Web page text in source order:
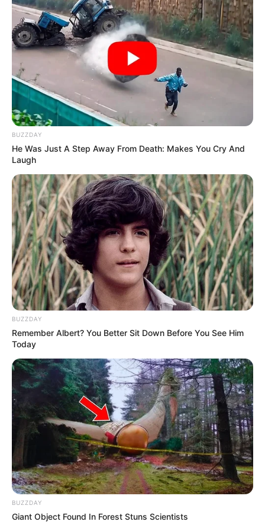
sélectif pour se faufiler en fin de combinaison.
En Conclusion : Un Quinté+ très
ouvert à Châteaubriant
Cette édition du Prix Xavier Hunault s’annonce
indécise et stratégique. Les chevaux du premier
poteau comme Imelda ou Garth Vader peuvent
résister aux attaques des plus riches. Toutefois,
Furioso Fligny, Hamonet de Choisel ou encore
Hasard d’Érable disposent des armes pour remonter
le handicap de 25 mètres. Dans ce Quinté+ ouvert,
les surprises ne sont pas à exclure, notamment via
des chevaux comme Flamenco ou Général Mitchell.
Le Pronostic Quinté en chiffre du
PRIX XAVIER HUNAULT
4 – 14 – 13 – 12 – 1 – 9 – 3 – 7 / (11)
Générez vos tickets Quinté
Tiercé avec notre Logiciel 100%
gratuit ou en version Spot.
Obtenez vos ticketsQuinté+ ou Tiercé avec notre
logiciel intégré ou la meilleure version Spot du
, les deux systèmes sont basés sur les meilleurs
pronostics de la presse du PMU PLAY.100%
personnalisablesavec une option mixte pour
maximiser vos chances de gagner.
BUZZDAY
He Was Just A Step Away From Death: Makes You Cry And
Laugh
BUZZDAY
Remember Albert? You Better Sit Down Before You See Him
Today
BUZZDAY
Giant Object Found In Forest Stuns Scientists